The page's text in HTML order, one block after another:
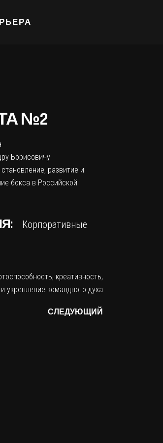
№2
Борисовичу
развитие и
бокса в Российской
Корпоративные
СЛЕДУЮЩИЙ